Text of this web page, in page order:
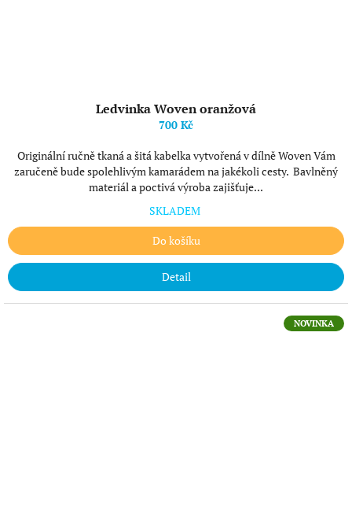
Ledvinka Woven oranžová
700 Kč
Originální ručně tkaná a šitá kabelka vytvořená v dílně Woven Vám
zaručeně bude spolehlivým kamarádem na jakékoli cesty. Bavlněný
materiál a poctivá výroba zajišťuje...
SKLADEM
Do košíku
Detail
NOVINKA